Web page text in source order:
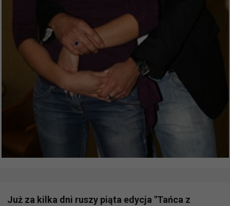
Już za kilka dni ruszy piąta edycja "Tańca z